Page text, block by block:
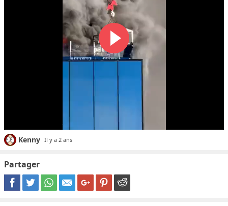
Kenny Il y a 2 ans
Partager